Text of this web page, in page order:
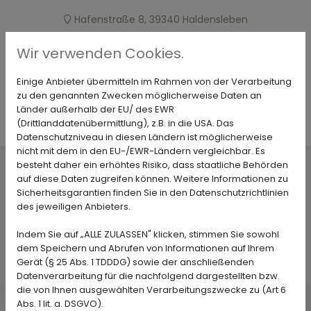
Hafenstraße 8, 39340 Haldensleben
Ihre MACKUTH Unser Produktportfolio
Stellenangebote
Kontakt & Anfahrt
Wir verwenden Cookies.
Einige Anbieter übermitteln im Rahmen von der Verarbeitung
zu den genannten Zwecken möglicherweise Daten an
Länder außerhalb der EU/ des EWR
(Drittlanddatenübermittlung), z.B. in die USA. Das
Datenschutzniveau in diesen Ländern ist möglicherweise
nicht mit dem in den EU-/EWR-Ländern vergleichbar. Es
besteht daher ein erhöhtes Risiko, dass staatliche Behörden
auf diese Daten zugreifen können. Weitere Informationen zu
Sicherheitsgarantien finden Sie in den Datenschutzrichtlinien
des jeweiligen Anbieters.
Indem Sie auf „ALLE ZULASSEN" klicken, stimmen Sie sowohl
dem Speichern und Abrufen von Informationen auf Ihrem
Gerät (§ 25 Abs. 1 TDDDG) sowie der anschließenden
Datenverarbeitung für die nachfolgend dargestellten bzw.
die von Ihnen ausgewählten Verarbeitungszwecke zu (Art 6
Abs. 1 lit. a. DSGVO).